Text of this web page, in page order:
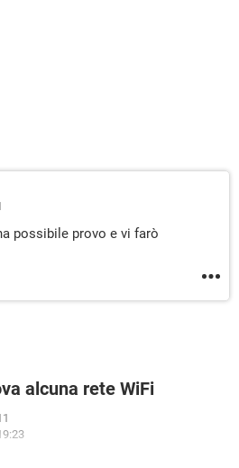
possibile provo e vi farò
alcuna rete WiFi